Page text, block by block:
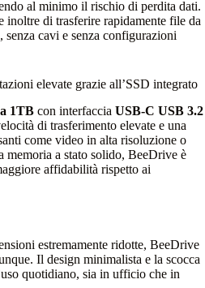
al minimo il rischio di perdita dati.
inoltre di trasferire rapidamente file da
senza cavi e senza configurazioni
elevate grazie all’SSD integrato
1TB con interfaccia USB‑C USB 3.2
di trasferimento elevate e una
come video in alta risoluzione o
a stato solido, BeeDrive è
affidabilità rispetto ai
estremamente ridotte, BeeDrive
Il design minimalista e la scocca
quotidiano, sia in ufficio che in